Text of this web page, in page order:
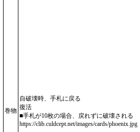
巻物
自破壊時、手札に戻る
復活
■手札が10枚の場合、戻れずに破壊される
https://clib.culdcept.net/images/cards/phoenix.jpg